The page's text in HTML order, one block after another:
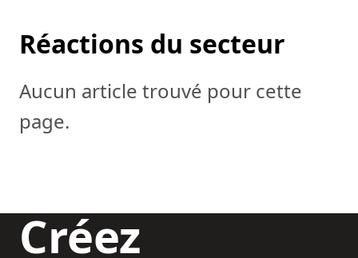
Réactions du secteur
Aucun article trouvé pour cette
page.
Créez